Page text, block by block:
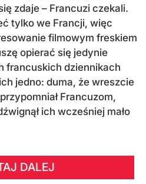
zdaje – Francuzi czekali.
tylko we Francji, więc
filmowym freskiem
opierać się jedynie
francuskich dziennikach
jedno: duma, że wreszcie
Francuzom,
ich wcześniej mało
DALEJ